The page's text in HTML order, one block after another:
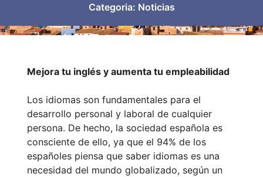
Categoria: Noticias
Mejora tu inglés y aumenta tu empleabilidad
Los idiomas son fundamentales para el
desarrollo personal y laboral de cualquier
persona. De hecho, la sociedad española es
consciente de ello, ya que el 94% de los
españoles piensa que saber idiomas es una
necesidad del mundo globalizado, según un